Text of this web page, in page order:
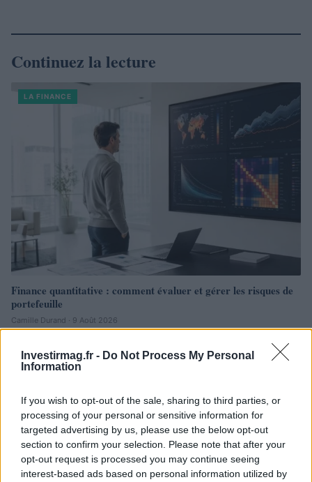
Investirmag.fr - Do Not Process My Personal
Information
If you wish to opt-out of the sale, sharing to third parties, or
processing of your personal or sensitive information for
targeted advertising by us, please use the below opt-out
section to confirm your selection. Please note that after your
opt-out request is processed you may continue seeing
interest-based ads based on personal information utilized by
Continuez la lecture
LA FINANCE
Finance quantitative : comment évaluer et gérer les risques de
portefeuille
Camille Durand · 9 Août 2026
LA FINANCE